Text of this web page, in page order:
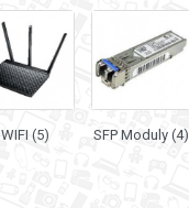
WIFI (5) SFP Moduly (4)